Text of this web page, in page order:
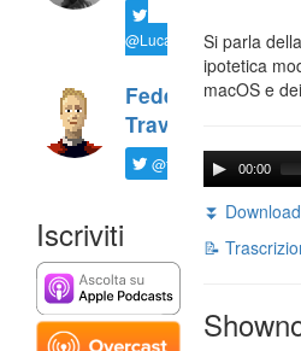
@LucaTNT
Federico
Travaini
@ftrava
Iscriviti
Si parla
ipotetica
macOS e
00:00
⏬
📝